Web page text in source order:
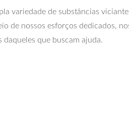
variedade de substâncias
de nossos esforços dedicados,
que buscam ajuda.